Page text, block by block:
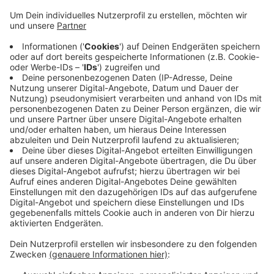
An der Landratswahl haben in Siegen-Wittgenstein
mehr Menschen teilgenommen als bei den letzten drei
Ausgaben. Setzt man die Wahlen von 2009, 2014,
2020 und 2025 in Reihe ist ein klarer Aufwärtstrend
erkennbar. Die Wahlbeteiligung stieg von 54 auf 60%.
Immer mit Blick auf den ersten Wahlgang. War eine
Stichwahl nötig, sank die Wahlbeteiligung immer. In
diesem Jahr von 60% auf 40%. 2014, als Andreas
Müller sich in der Stichwahl gegen Amtsinhaber Paul
Breuer durchsetzte, sank sie sogar auf nur 33%.
Anzeige